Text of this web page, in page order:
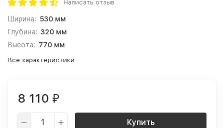
Написать отзыв
Ширина: 530 мм
Глубина: 320 мм
Высота: 770 мм
Все характеристики
8 110 ₽
Купить